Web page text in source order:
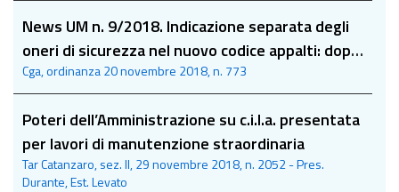
News UM n. 9/2018. Indicazione separata degli
oneri di sicurezza nel nuovo codice appalti: dopo
la sez. V del Consiglio di Stato, anche il C.g.a. si
rivolge all’Adunanza plenaria
Cga, ordinanza 20 novembre 2018, n. 773
Poteri dell’Amministrazione su c.i.l.a. presentata
per lavori di manutenzione straordinaria
Tar Catanzaro, sez. II, 29 novembre 2018, n. 2052 - Pres.
Durante, Est. Levato